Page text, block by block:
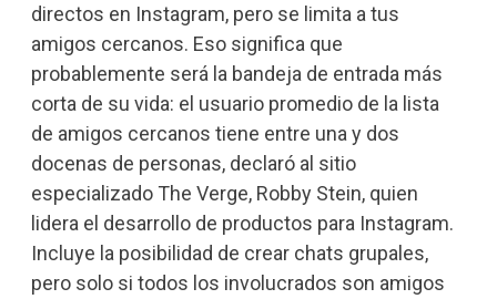
directos en Instagram, pero se limita a tus
amigos cercanos. Eso significa que
probablemente será la bandeja de entrada más
corta de su vida: el usuario promedio de la lista
de amigos cercanos tiene entre una y dos
docenas de personas, declaró al sitio
especializado The Verge, Robby Stein, quien
lidera el desarrollo de productos para Instagram.
Incluye la posibilidad de crear chats grupales,
pero solo si todos los involucrados son amigos